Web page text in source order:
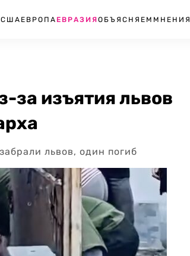
США ЕВРОПА ЕВРАЗИЯОБЪЯСНЯЕМ МНЕНИЯ
за изъятия львов
львов, один погиб